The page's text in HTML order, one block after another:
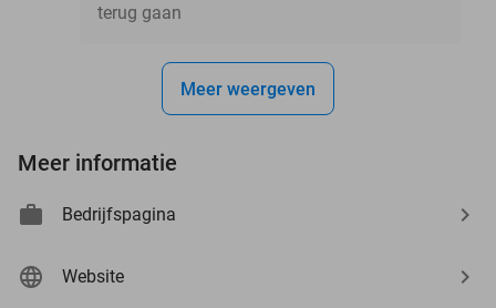
terug gaan
Meer weergeven
Meer informatie
Bedrijfspagina
Website